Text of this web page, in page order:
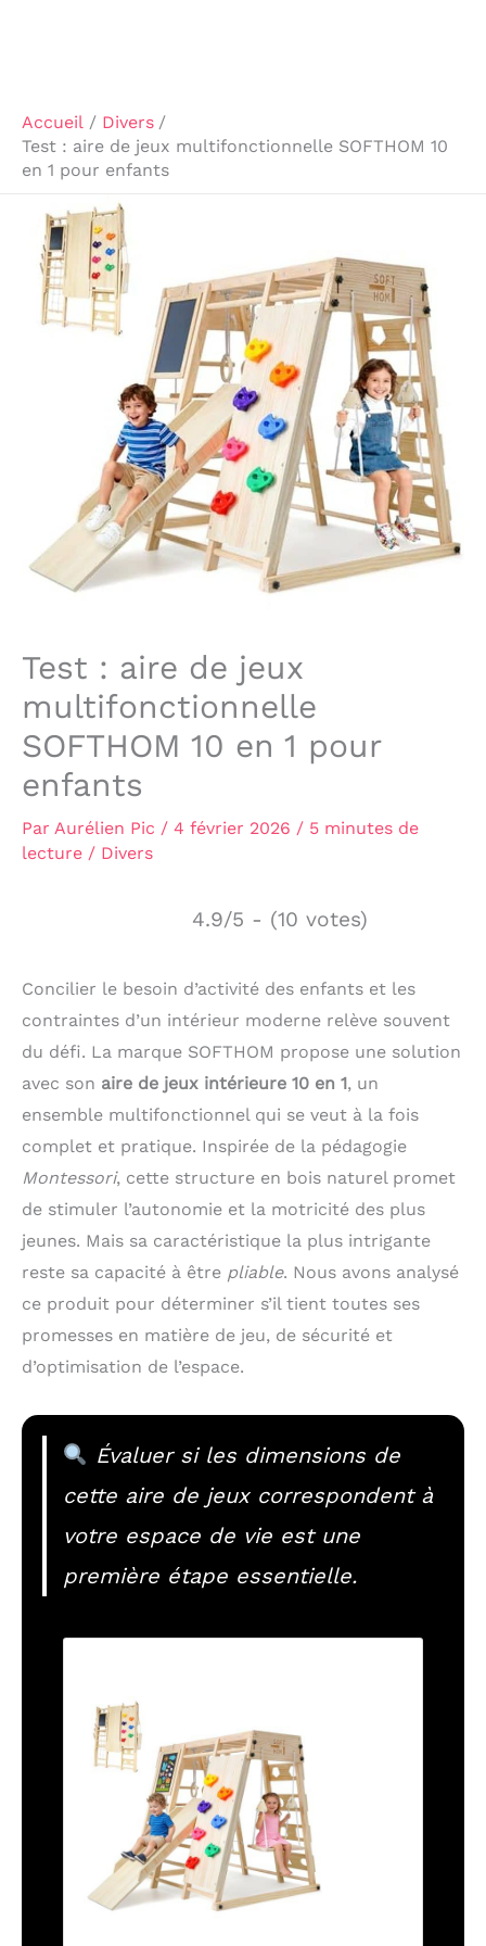
Accueil
Divers
Test : aire de jeux multifonctionnelle SOFTHOM 10
en 1 pour enfants
Test : aire de jeux
multifonctionnelle
SOFTHOM 10 en 1 pour
enfants
Par Aurélien Pic / 4 février 2026 / 5 minutes de
lecture / Divers
4.9/5 - (10 votes)
Concilier le besoin d’activité des enfants et les
contraintes d’un intérieur moderne relève souvent
du défi. La marque SOFTHOM propose une solution
avec son aire de jeux intérieure 10 en 1, un
ensemble multifonctionnel qui se veut à la fois
complet et pratique. Inspirée de la pédagogie
Montessori, cette structure en bois naturel promet
de stimuler l’autonomie et la motricité des plus
jeunes. Mais sa caractéristique la plus intrigante
reste sa capacité à être pliable. Nous avons analysé
ce produit pour déterminer s’il tient toutes ses
promesses en matière de jeu, de sécurité et
d’optimisation de l’espace.
Évaluer si les dimensions de
cette aire de jeux correspondent à
votre espace de vie est une
première étape essentielle.